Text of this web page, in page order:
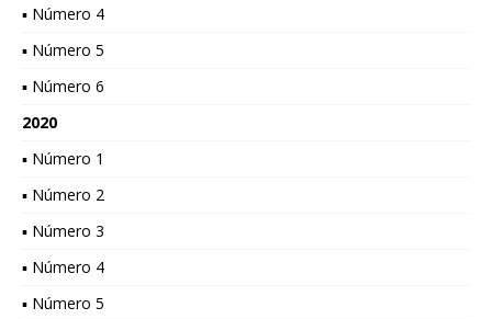
▪ Número 4
▪ Número 5
▪ Número 6
2020
▪ Número 1
▪ Número 2
▪ Número 3
▪ Número 4
▪ Número 5